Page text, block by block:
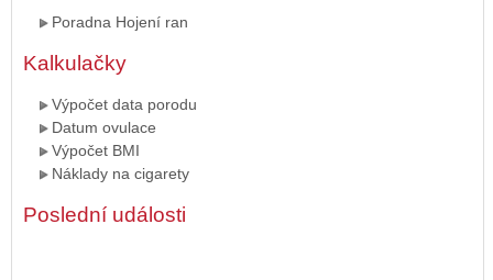
Poradna Hojení ran
Kalkulačky
Výpočet data porodu
Datum ovulace
Výpočet BMI
Náklady na cigarety
Poslední události